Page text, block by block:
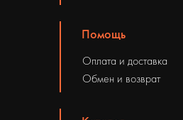
Помощь
Оплата и доставка
Обмен и возврат